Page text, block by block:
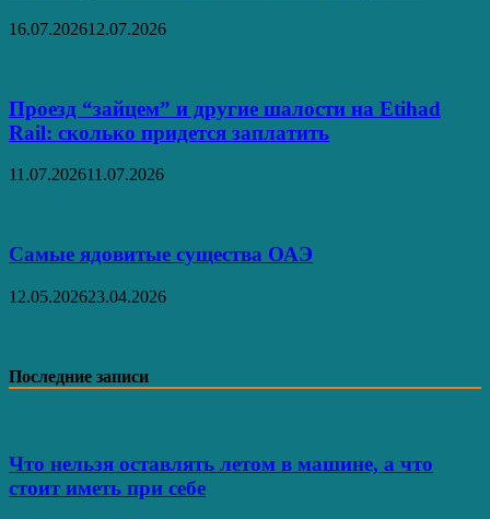
16.07.202612.07.2026
Проезд “зайцем” и другие шалости на Etihad
Rail: сколько придется заплатить
11.07.202611.07.2026
Самые ядовитые существа ОАЭ
12.05.202623.04.2026
Последние записи
Что нельзя оставлять летом в машине, а что
стоит иметь при себе